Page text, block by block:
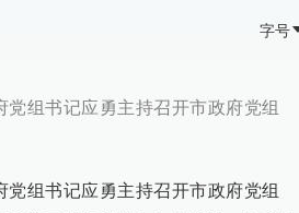
字号
组书记应勇主持召开市政府党组
组书记应勇主持召开市政府党组